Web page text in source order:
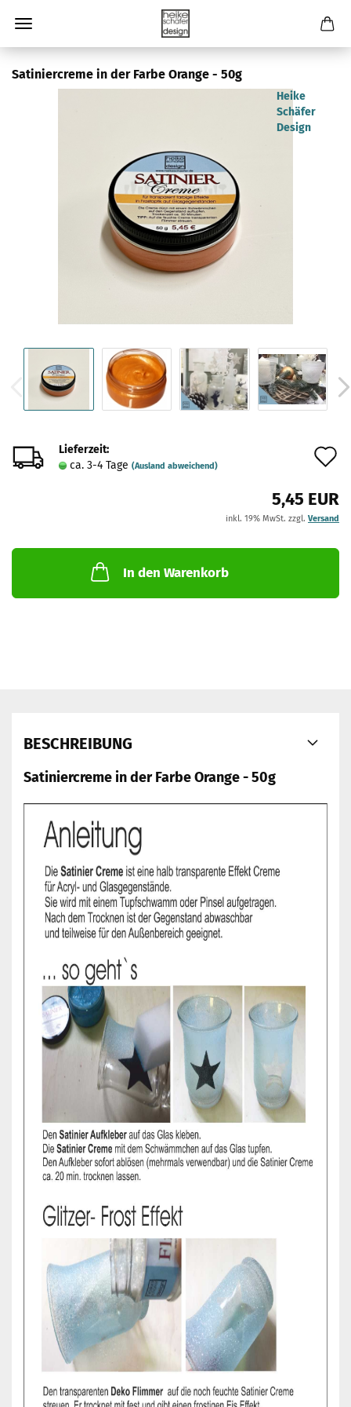
Satiniercreme in der Farbe Orange - 50g
Heike
Schäfer
Design
Lieferzeit:
ca. 3-4 Tage (Ausland abweichend)
5,45 EUR
inkl. 19% MwSt. zzgl. Versand
In den Warenkorb
BESCHREIBUNG
Satiniercreme in der Farbe Orange - 50g